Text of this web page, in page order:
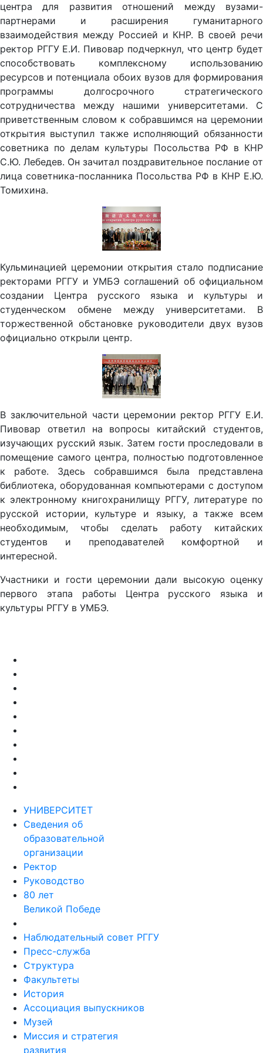
центра для развития отношений между вузами-
партнерами и расширения гуманитарного
взаимодействия между Россией и КНР. В своей речи
ректор РГГУ Е.И. Пивовар подчеркнул, что центр будет
способствовать комплексному использованию
ресурсов и потенциала обоих вузов для формирования
программы долгосрочного стратегического
сотрудничества между нашими университетами. С
приветственным словом к собравшимся на церемонии
открытия выступил также исполняющий обязанности
советника по делам культуры Посольства РФ в КНР
С.Ю. Лебедев. Он зачитал поздравительное послание от
лица советника-посланника Посольства РФ в КНР Е.Ю.
Томихина.
Кульминацией церемонии открытия стало подписание
ректорами РГГУ и УМБЭ соглашений об официальном
создании Центра русского языка и культуры и
студенческом обмене между университетами. В
торжественной обстановке руководители двух вузов
официально открыли центр.
В заключительной части церемонии ректор РГГУ Е.И.
Пивовар ответил на вопросы китайский студентов,
изучающих русский язык. Затем гости проследовали в
помещение самого центра, полностью подготовленное
к работе. Здесь собравшимся была представлена
библиотека, оборудованная компьютерами с доступом
к электронному книгохранилищу РГГУ, литературе по
русской истории, культуре и языку, а также всем
необходимым, чтобы сделать работу китайских
студентов и преподавателей комфортной и
интересной.
Участники и гости церемонии дали высокую оценку
первого этапа работы Центра русского языка и
культуры РГГУ в УМБЭ.
УНИВЕРСИТЕТ
Сведения об
образовательной
организации
Ректор
Руководство
80 лет
Великой Победе
Наблюдательный совет РГГУ
Пресс-служба
Структура
Факультеты
История
Ассоциация выпускников
Музей
Миссия и стратегия
развития